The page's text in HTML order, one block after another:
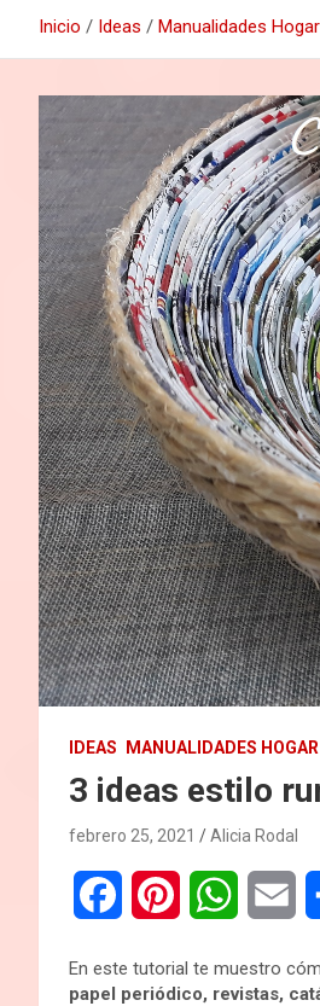
Inicio Ideas Manualidades Hogar
IDEAS MANUALIDADES HOGAR
3 ideas estilo
febrero 25, 2021 Alicia Rodal
c n a a
En este tutorial te muestro
papel periódico, revistas,